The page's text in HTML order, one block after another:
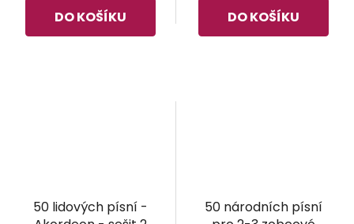
DO KOŠÍKU DO KOŠÍKU
50 lidových písní -
50 národních písní